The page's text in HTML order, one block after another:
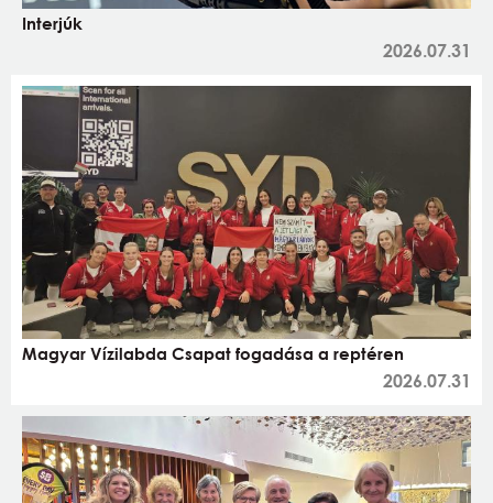
Interjúk
2026.07.31
Magyar Vízilabda Csapat fogadása a reptéren
2026.07.31